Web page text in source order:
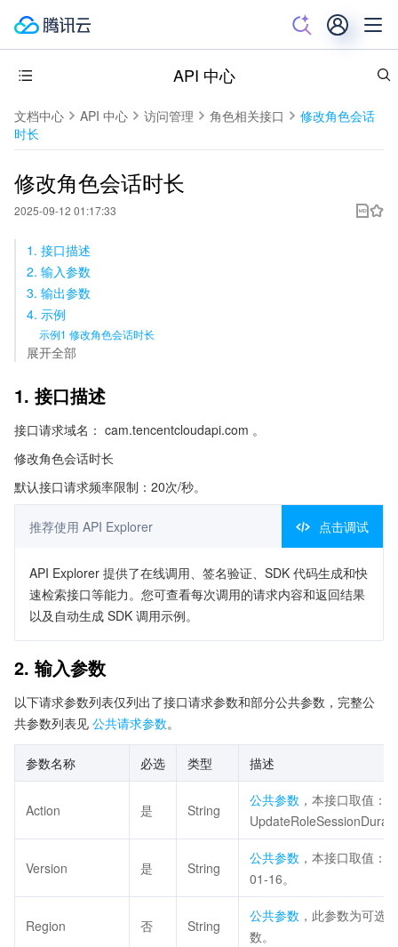
API 中心
文档中心 API 中心 访问管理 角色相关接口
修改角色会话
时长
修改角色会话时长
2025-09-12 01:17:33
1. 接口描述
2. 输入参数
3. 输出参数
4. 示例
示例1 修改角色会话时长
展开全部
1. 接口描述
接口请求域名： cam.tencentcloudapi.com 。
修改角色会话时长
默认接口请求频率限制：20次/秒。
推荐使用 API Explorer 点击调试
API Explorer 提供了在线调用、签名验证、SDK 代码生成和快
速检索接口等能力。您可查看每次调用的请求内容和返回结果
以及自动生成 SDK 调用示例。
2. 输入参数
以下请求参数列表仅列出了接口请求参数和部分公共参数，完整公
共参数列表见 公共请求参数。
参数名称 必选 类型 描述
Action 是 String
公共参数 ，本接口取值：
Version 是 String
公共参数 ，本接口取值：
01-16。
Region 否 String
公共参数 ，此参数为可选参
数。